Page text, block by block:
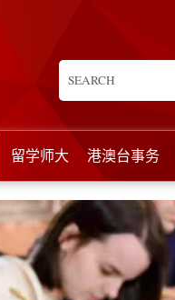
留学师大 港澳台事务